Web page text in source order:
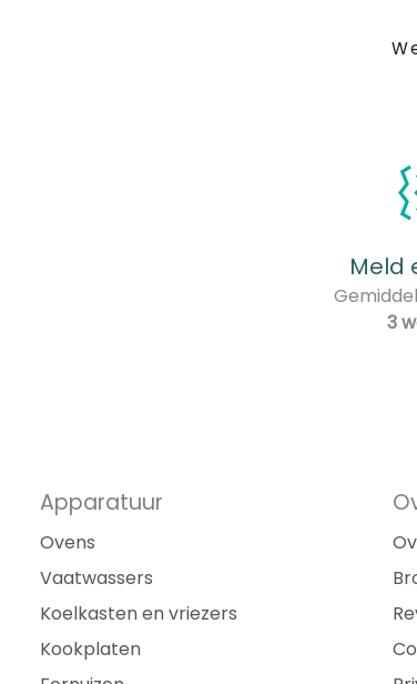
Meld
3
Apparatuur
Ovens
Vaatwassers
Koelkasten en vriezers
Kookplaten